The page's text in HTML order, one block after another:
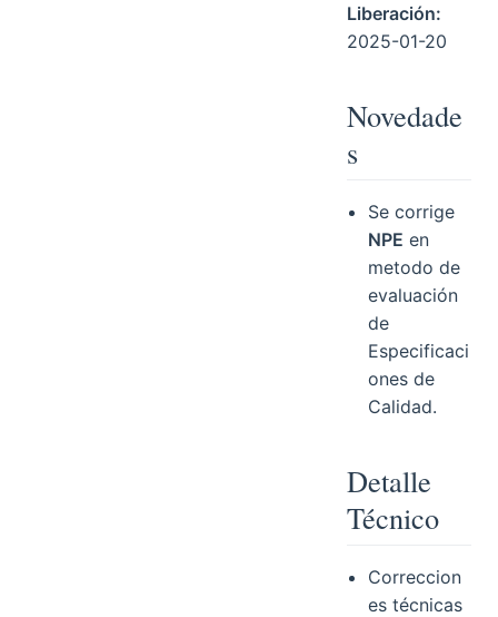
Liberación:
2025-01-20
Novedade
s
Se corrige
NPE en
metodo de
evaluación
de
Especificaci
ones de
Calidad.
Detalle
Técnico
Correccion
es técnicas